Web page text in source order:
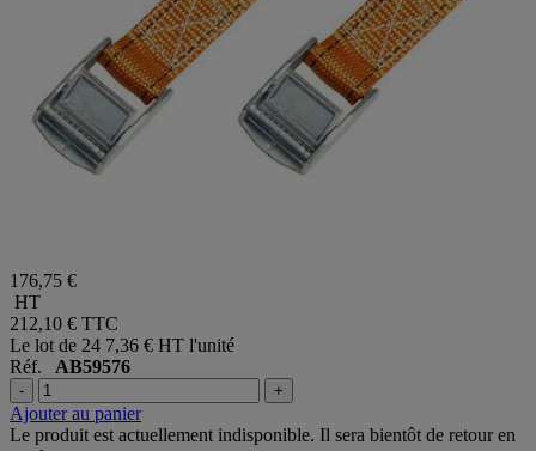
176,75 €
HT
212,10 € TTC
Le lot de 24 7,36 € HT l'unité
Réf. AB59576
- +
Ajouter au panier
Le produit est actuellement indisponible. Il sera bientôt de retour en